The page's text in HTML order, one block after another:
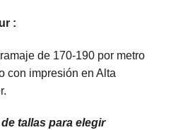
:
de 170-190 por metro
con impresión en Alta
tallas para elegir